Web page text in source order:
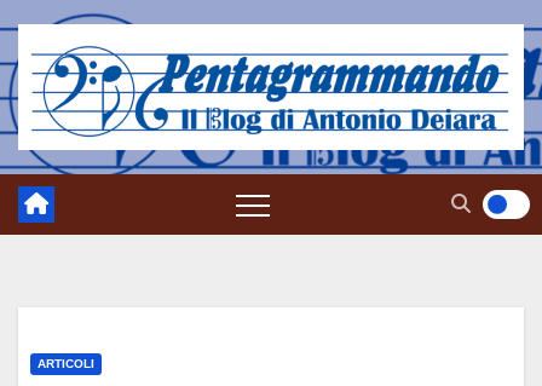
contenuto
ARTICOLI